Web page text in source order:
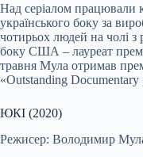
Над серіалом працювали
українського боку за
чотирьох людей на чолі
боку США – лауреат
травня Мула отримав
«Outstanding Documentary
ЮКІ (2020)
Режисер: Володимир